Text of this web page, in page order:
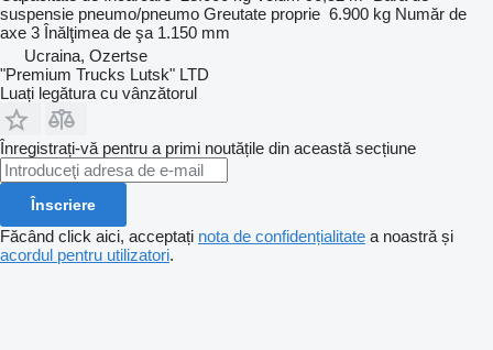
suspensie pneumo/pneumo Greutate proprie 6.900 kg Număr de
axe 3 Înălţimea de şa 1.150 mm
Ucraina, Ozertse
"Premium Trucks Lutsk" LTD
Luați legătura cu vânzătorul
Înregistrați-vă pentru a primi noutățile din această secțiune
Înscriere
Făcând click aici, acceptați nota de confidențialitate a noastră și
acordul pentru utilizatori.